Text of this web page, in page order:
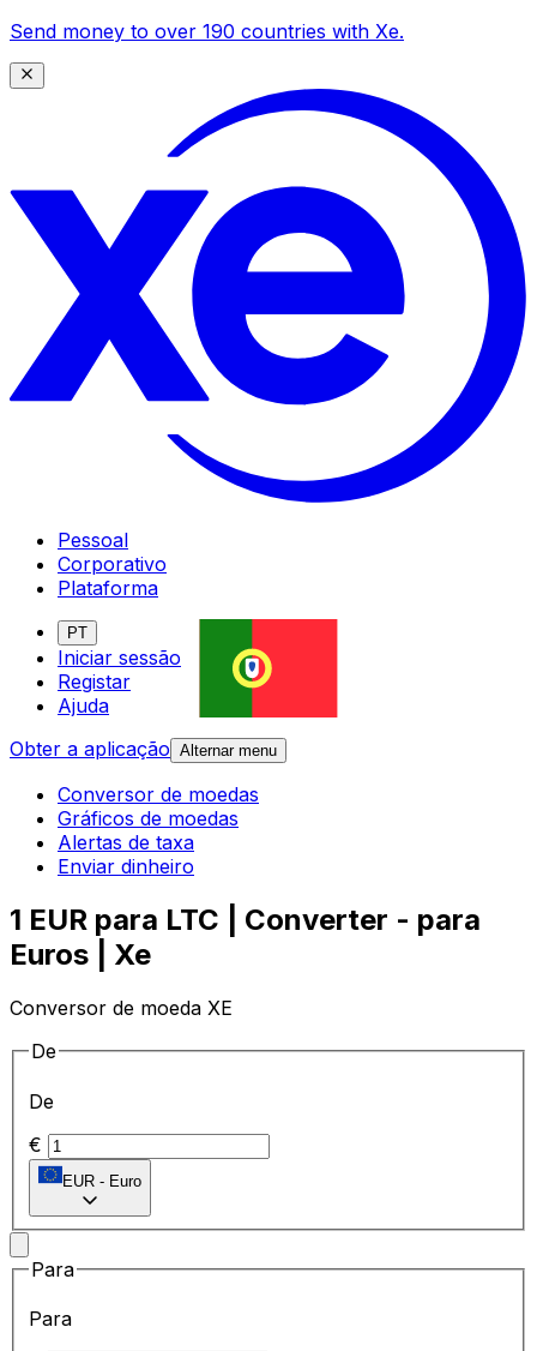
Send money to over 190 countries with Xe.
Pessoal
Corporativo
Plataforma
PT
Iniciar sessão
Registar
Ajuda
Obter a aplicação Alternar menu
Conversor de moedas
Gráficos de moedas
Alertas de taxa
Enviar dinheiro
1 EUR para LTC | Converter - para
Euros | Xe
Conversor de moeda XE
De
De
€
EUR - Euro
Para
Para